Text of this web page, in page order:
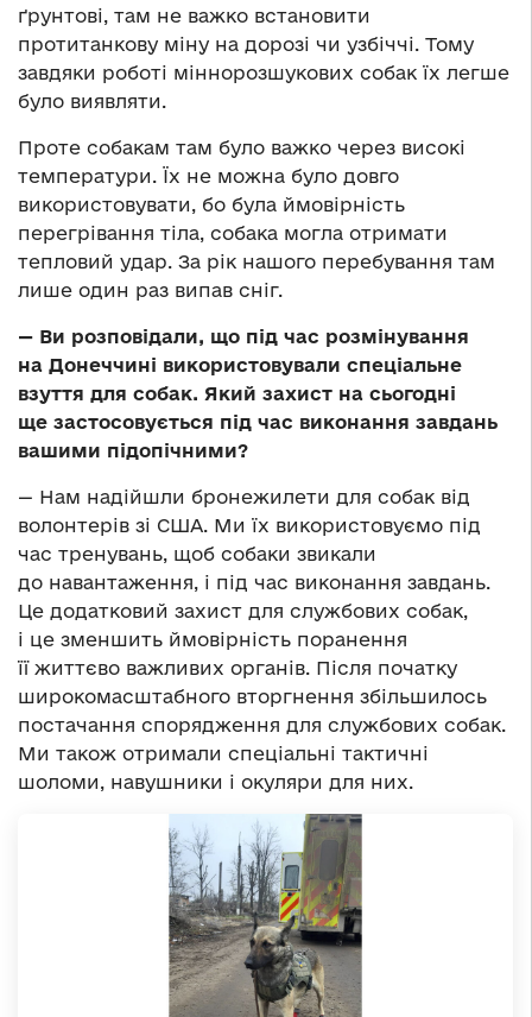
ґрунтові, там не важко встановити
протитанкову міну на дорозі чи узбіччі. Тому
завдяки роботі міннорозшукових собак їх легше
було виявляти.
Проте собакам там було важко через високі
температури. Їх не можна було довго
використовувати, бо була ймовірність
перегрівання тіла, собака могла отримати
тепловий удар. За рік нашого перебування там
лише один раз випав сніг.
— Ви розповідали, що під час розмінування
на Донеччині використовували спеціальне
взуття для собак. Який захист на сьогодні
ще застосовується під час виконання завдань
вашими підопічними?
— Нам надійшли бронежилети для собак від
волонтерів зі США. Ми їх використовуємо під
час тренувань, щоб собаки звикали
до навантаження, і під час виконання завдань.
Це додатковий захист для службових собак,
і це зменшить ймовірність поранення
її життєво важливих органів. Після початку
широкомасштабного вторгнення збільшилось
постачання спорядження для службових собак.
Ми також отримали спеціальні тактичні
шоломи, навушники і окуляри для них.